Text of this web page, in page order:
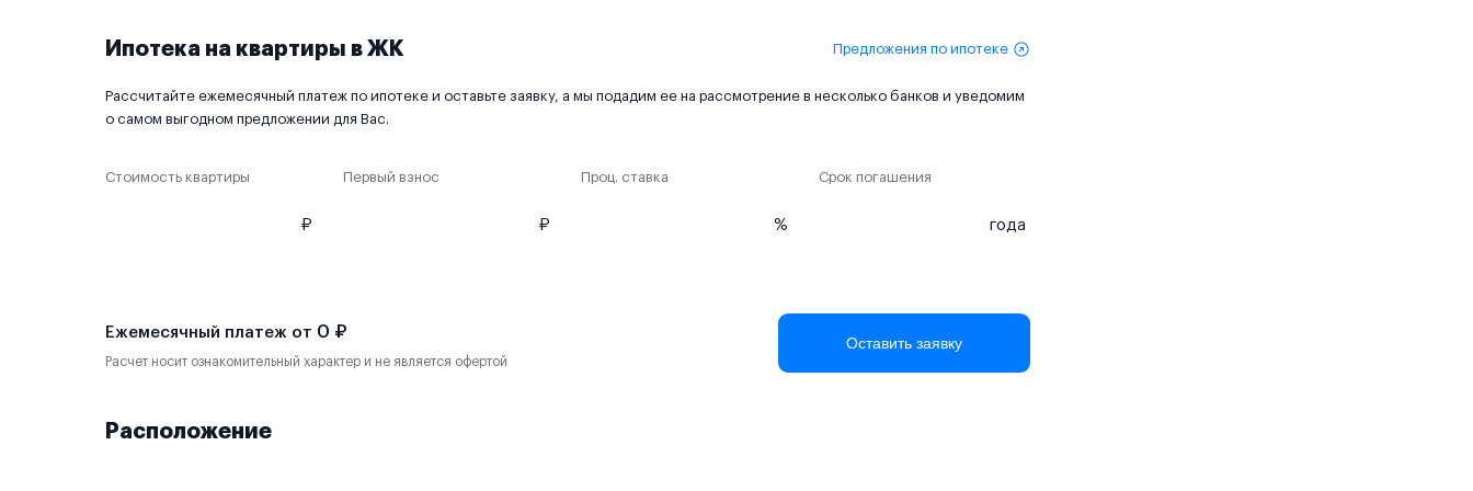
Ипотека на квартиры в ЖК Предложения по ипотеке
Рассчитайте ежемесячный платеж по ипотеке и оставьте заявку, а мы подадим ее на рассмотрение в несколько банков и уведомим
о самом выгодном предложении для Вас.
Стоимость квартиры
₽
Первый взнос
₽
Проц. ставка
%
Срок погашения
года
Ежемесячный платеж от 0 ₽
Расчет носит ознакомительный характер и не является офертой
Оставить заявку
Расположение